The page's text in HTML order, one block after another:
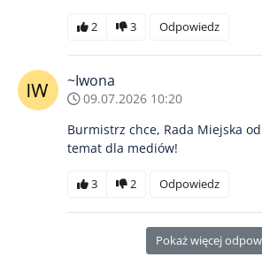
2 3 Odpowiedz
~Iwona
09.07.2026 10:20
Burmistrz chce, Rada Miejska
temat dla mediów!
3 2 Odpowiedz
Pokaż więcej